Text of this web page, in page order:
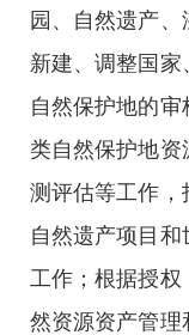
园、自然遗产
新建、调整国家
自然保护地的
类自然保护地资
测评估等工作，
自然遗产项目
工作；根据授权
然资源资产管理